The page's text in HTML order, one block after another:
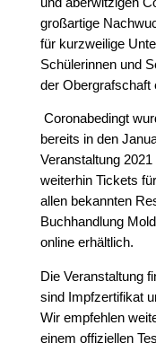
großartige
für kurzweilige
Schülerinnen und
der Obergrafschaft
Coronabedingt
bereits in den
Veranstaltung
weiterhin Tickets
allen bekannten
Buchhandlung
online erhältlich.
Die Veranstaltung
sind Impfzertifikat
Wir empfehlen
einem offiziellen